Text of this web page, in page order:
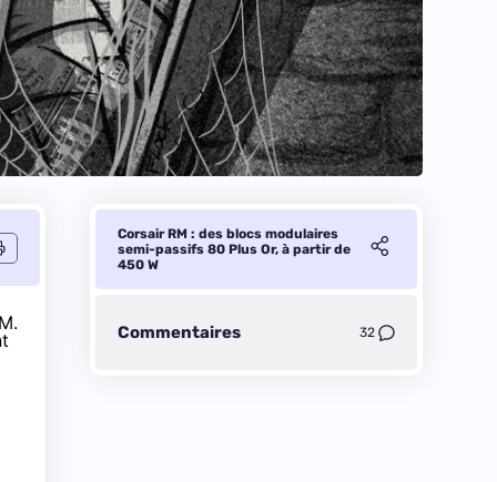
Corsair RM : des blocs modulaires
semi-passifs 80 Plus Or, à partir de
450 W
Commentaires 32